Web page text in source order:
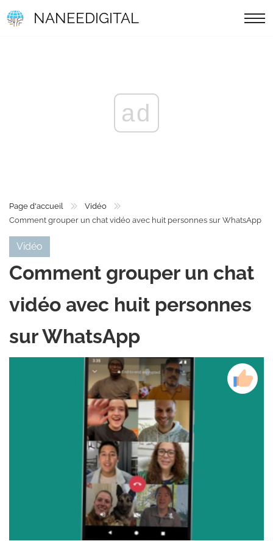
NANEEDIGITAL
ad
Page d'accueil
Vidéo
Comment grouper un chat vidéo avec huit personnes sur WhatsApp
Vidéo
Comment grouper un chat
vidéo avec huit personnes
sur WhatsApp